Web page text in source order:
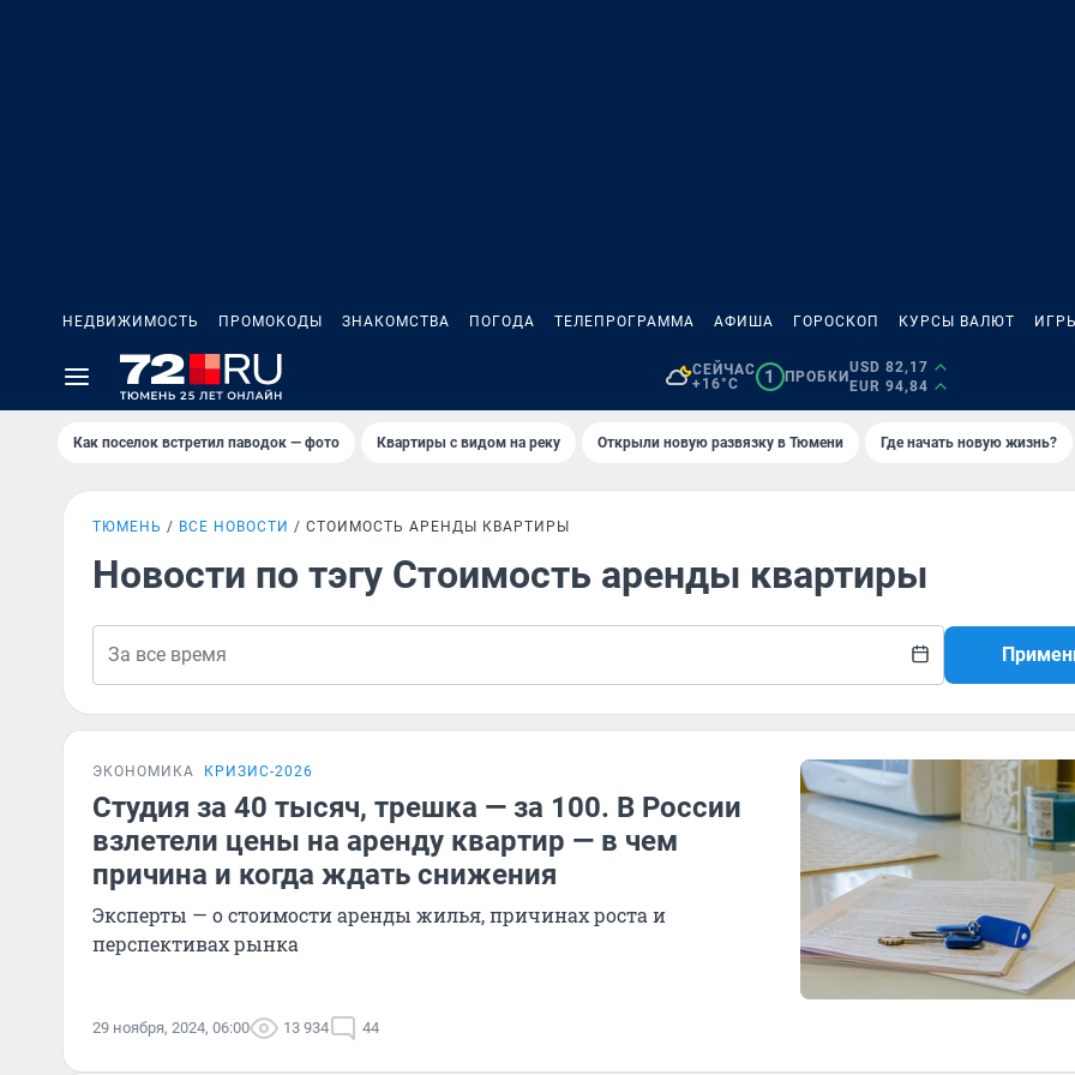
НЕДВИЖИМОСТЬ ПРОМОКОДЫ ЗНАКОМСТВА ПОГОДА ТЕЛЕПРОГРАММА АФИША ГОРОСКОП КУРСЫ ВАЛЮТ
СЕЙЧАС
+16°C
1 ПРОБКИ
USD 82,17
EUR 94,84
Как поселок встретил паводок — фото Квартиры с видом на реку Открыли новую развязку в Тюмени Где начать новую жизнь?
ТЮМЕНЬ ВСЕ НОВОСТИ СТОИМОСТЬ АРЕНДЫ КВАРТИРЫ
Новости по тэгу Стоимость аренды квартиры
ЭКОНОМИКА КРИЗИС-2026
Студия за 40 тысяч, трешка — за 100. В России
взлетели цены на аренду квартир — в чем
причина и когда ждать снижения
Эксперты — о стоимости аренды жилья, причинах роста и
перспективах рынка
29 ноября, 2024, 06:00 13 934 44